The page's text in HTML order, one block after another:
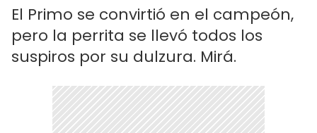
El Primo se convirtió en el campeón,
pero la perrita se llevó todos los
suspiros por su dulzura. Mirá.